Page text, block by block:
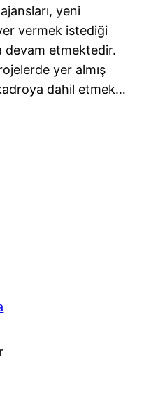
yeni
vermek istediği
devam etmektedir.
yer almış
dahil etmek…